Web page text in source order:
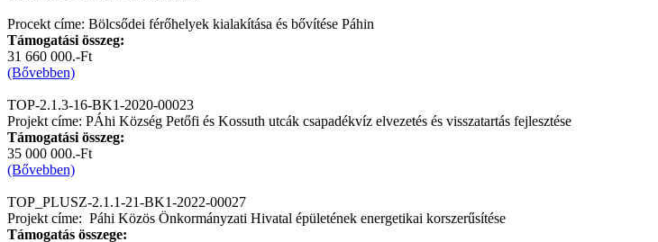
Procekt címe: Bölcsődei férőhelyek kialakítása és bővítése Páhin
Támogatási összeg:
31 660 000.-Ft
(Bővebben)
TOP-2.1.3-16-BK1-2020-00023
Projekt címe: PÁhi Község Petőfi és Kossuth utcák csapadékvíz elvezetés és visszatartás fejlesztése
Támogatási összeg:
35 000 000.-Ft
(Bővebben)
TOP_PLUSZ-2.1.1-21-BK1-2022-00027
Projekt címe: Páhi Közös Önkormányzati Hivatal épületének energetikai korszerűsítése
Támogatás összege: